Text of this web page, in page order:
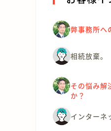
弊事務所へ
相続放棄。
その悩み解
か？
インターネ